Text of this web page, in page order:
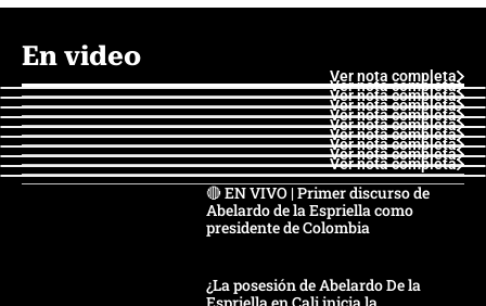
En video
Ver nota completa
Ver nota completa
Ver nota completa
Ver nota completa
Ver nota completa
Ver nota completa
Ver nota completa
Ver nota completa
Ver nota completa
Ver nota completa
🔴 EN VIVO | Primer discurso de
Abelardo de la Espriella como
presidente de Colombia
¿La posesión de Abelardo De la
Espriella en Cali inicia la